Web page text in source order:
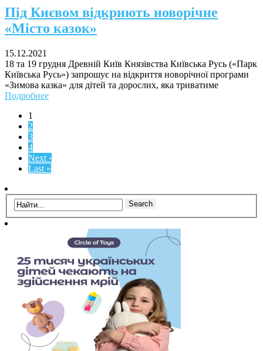
Під Києвом відкриють новорічне
«Місто казок»
15.12.2021
18 та 19 грудня Древній Київ Князівства Київська Русь («Парк
Київська Русь») запрошує на відкриття новорічної програми
«Зимова казка» для дітей та дорослих, яка триватиме
Подробнее
1
2
3
4
Next ›
Last »